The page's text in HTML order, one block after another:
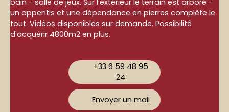
bain - salle de jeux. Sur l'extérieur le terrain est arboré -
un appentis et une dépendance en pierres complète le
tout. Vidéos disponibles sur demande. Possibilité
d'acquérir 4800m2 en plus.
+33 6 59 48 95
24
Envoyer un mail